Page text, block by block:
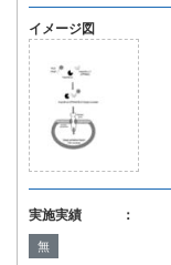
イメージ図
実施実績 ：
無